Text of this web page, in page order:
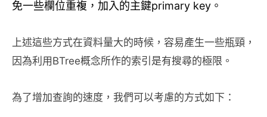
免一些欄位重複，加入的主鍵primary key。
上述這些方式在資料量大的時候，容易產生一些瓶頸，
因為利用BTree概念所作的索引是有搜尋的極限。
為了增加查詢的速度，我們可以考慮的方式如下：